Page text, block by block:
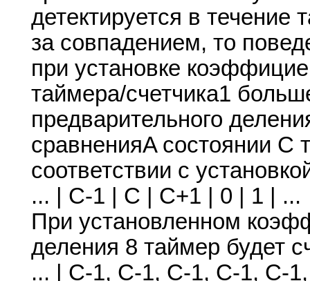
детектируется в течение
за совпадением, то
при установке
таймера/счетчика1
предварительного
сравненияA состоянии C
соответствии с
... | C-1 | C | C+1 | 0 | 1 | ...
При установленном
деления 8 таймер будет
... | C-1, C-1, C-1, C-1, C-